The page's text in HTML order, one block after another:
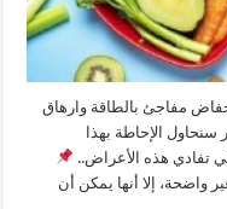
مفاجئ بالطاقة وارهاق
الإحاطة بهذا
تفادي هذه الأعراض..
واضحة، إلا أنها يمكن أن